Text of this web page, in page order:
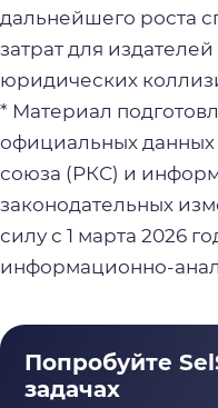
дальнейшего роста
затрат для
юридических
* Материал
официальных
союза (РКС) и
законодательных
силу с 1 марта 2026
информационно-